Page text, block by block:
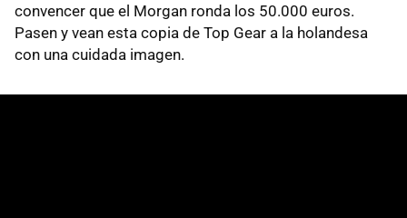
convencer que el Morgan ronda los 50.000 euros.
Pasen y vean esta copia de Top Gear a la holandesa
con una cuidada imagen.